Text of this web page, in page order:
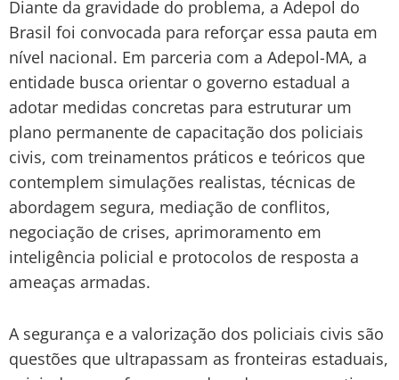
Diante da gravidade do problema, a Adepol do
Brasil foi convocada para reforçar essa pauta em
nível nacional. Em parceria com a Adepol-MA, a
entidade busca orientar o governo estadual a
adotar medidas concretas para estruturar um
plano permanente de capacitação dos policiais
civis, com treinamentos práticos e teóricos que
contemplem simulações realistas, técnicas de
abordagem segura, mediação de conflitos,
negociação de crises, aprimoramento em
inteligência policial e protocolos de resposta a
ameaças armadas.
A segurança e a valorização dos policiais civis são
questões que ultrapassam as fronteiras estaduais,